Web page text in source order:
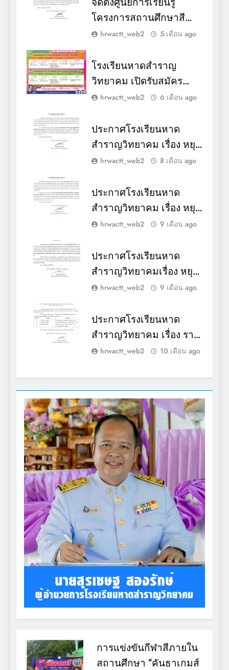
โครงการสถานศึกษาสี
ขาวปลอดยาเสพติดและ
hrwactt_web2 5 เดือน ago
โรงเรียนหาดสำราญ
วิทยาคม เปิดรับสมัคร
นักเรียนเข้าเรียนต่อใน
และ 4 ปีการศึกษา 2569
hrwactt_web2 6 เดือน ago
ประกาศโรงเรียนหาด
สำราญวิทยาคม เรื่อง หยุด
เรียนด้วยเหตุพิเศษ (ฉบับที่
พ.ศ. ๒๕๖๘
hrwactt_web2 8 เดือน ago
ประกาศโรงเรียนหาด
สำราญวิทยาคม เรื่อง หยุด
เรียนด้วยเหตุพิเศษ (ฉบับที่
พ.ศ. ๒๕๖๘
hrwactt_web2 9 เดือน ago
ประกาศโรงเรียนหาด
สำราญวิทยาคมเรื่อง หยุด
เรียนเหตุพิเศษ (เนื่องจาก
ฝนตกหนักในพื้นที่และ
บริเวณใกล้เคียง)วันที่ ๒๕
พฤศจิกายน พ.ศ. ๒๕๖๘
hrwactt_web2 9 เดือน ago
ประกาศโรงเรียนหาด
สำราญวิทยาคม เรื่อง ราย
ชื่อผู้สิทธิ์สอบคัดเลือกเพื่อ
ตำแหน่ง นักการภารโรง
hrwactt_web2 10 เดือน ago
การแข่งขันกีฬาสีภายใน
สถานศึกษา “คันธาเกมส์